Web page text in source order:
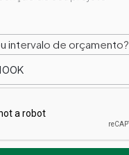
intervalo de orçamento?